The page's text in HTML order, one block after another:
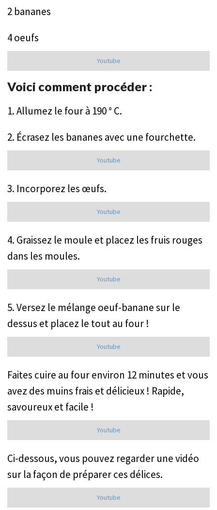
2 bananes
4 oeufs
Youtube
Voici comment procéder :
1. Allumez le four à 190 ° C.
2. Écrasez les bananes avec une fourchette.
Youtube
3. Incorporez les œufs.
Youtube
4. Graissez le moule et placez les fruis rouges
dans les moules.
Youtube
5. Versez le mélange oeuf-banane sur le
dessus et placez le tout au four !
Youtube
Faites cuire au four environ 12 minutes et vous
avez des muffins frais et délicieux ! Rapide,
savoureux et facile !
Youtube
Ci-dessous, vous pouvez regarder une vidéo
sur la façon de préparer ces délices.
Youtube